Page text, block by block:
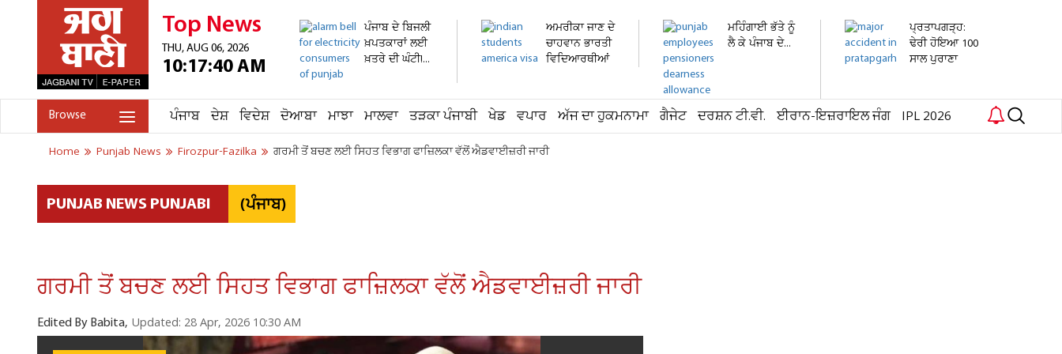
Top News
THU, AUG 06, 2026
10:17:40 AM
ਪੰਜਾਬ ਦੇ ਬਿਜਲੀ
ਖ਼ਪਤਕਾਰਾਂ ਲਈ
ਖ਼ਤਰੇ ਦੀ ਘੰਟੀ!...
ਅਮਰੀਕਾ ਜਾਣ ਦੇ
ਚਾਹਵਾਨ ਭਾਰਤੀ
ਵਿਦਿਆਰਥੀਆਂ
ਮਹਿੰਗਾਈ ਭੱਤੇ ਨੂੰ
ਲੈ ਕੇ ਪੰਜਾਬ ਦੇ...
ਪ੍ਰਤਾਪਗੜ੍ਹ:
ਢੇਰੀ ਹੋਇਆ 100
ਸਾਲ ਪੁਰਾਣਾ
Browse ਪੰਜਾਬ ਦੇਸ਼ ਵਿਦੇਸ਼ ਦੋਆਬਾ ਮਾਝਾ ਮਾਲਵਾ ਤੜਕਾ ਪੰਜਾਬੀ ਖੇਡ ਵਪਾਰ ਅੱਜ ਦਾ ਹੁਕਮਨਾਮਾ ਗੈਜੇਟ ਦਰਸ਼ਨ ਟੀ.ਵੀ. ਈਰਾਨ-ਇਜ਼ਰਾਇਲ ਜੰਗ IPL 2026
Home Punjab News Firozpur-Fazilka ਗਰਮੀ ਤੋਂ ਬਚਣ ਲਈ ਸਿਹਤ ਵਿਭਾਗ ਫਾਜ਼ਿਲਕਾ ਵੱਲੋਂ ਐਡਵਾਈਜ਼ਰੀ ਜਾਰੀ
PUNJAB NEWS PUNJABI (ਪੰਜਾਬ)
ਗਰਮੀ ਤੋਂ ਬਚਣ ਲਈ ਸਿਹਤ ਵਿਭਾਗ ਫਾਜ਼ਿਲਕਾ ਵੱਲੋਂ ਐਡਵਾਈਜ਼ਰੀ ਜਾਰੀ
Edited By Babita, Updated: 28 Apr, 2026 10:30 AM